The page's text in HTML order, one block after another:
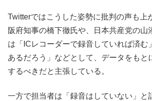
Twitterではこうした姿勢に批判の声も上
阪府知事の橋下徹氏や、日本共産党の山
は「ICレコーダーで録音していれば済む
あるだろう」などとして、データをもと
するべきだと主張している。
一方で担当者は「録音はしていない」と